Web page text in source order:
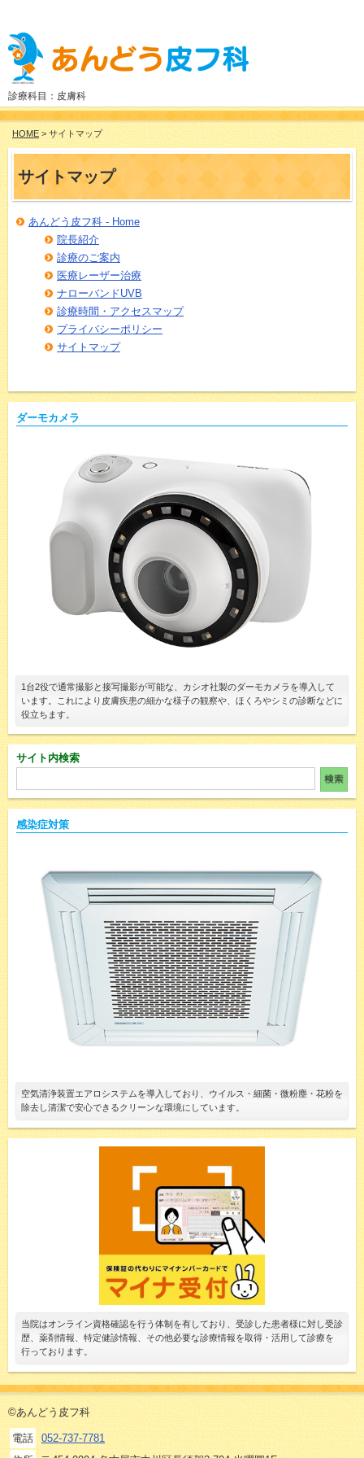
診療科目：皮膚科
HOME > サイトマップ
サイトマップ
あんどう皮フ科 - Home
院長紹介
診療のご案内
医療レーザー治療
ナローバンドUVB
診療時間・アクセスマップ
プライバシーポリシー
サイトマップ
ダーモカメラ
1台2役で通常撮影と接写撮影が可能な、カシオ社製のダーモカメラを導入して
います。これにより皮膚疾患の細かな様子の観察や、ほくろやシミの診断などに
役立ちます。
サイト内検索
感染症対策
空気清浄装置エアロシステムを導入しており、ウイルス・細菌・微粉塵・花粉を
除去し清潔で安心できるクリーンな環境にしています。
当院はオンライン資格確認を行う体制を有しており、受診した患者様に対し受診
歴、薬剤情報、特定健診情報、その他必要な診療情報を取得・活用して診療を
行っております。
©あんどう皮フ科
電話
052-737-7781